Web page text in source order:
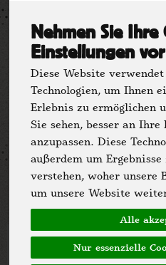
Nehmen Sie Ihre
Einstellungen vor
Diese Website
Technologien, um Ihnen
Erlebnis zu ermöglichen
Sie sehen, besser an Ihre
anzupassen. Diese
außerdem um Ergebnisse
verstehen, woher unsere
um unsere Website
Alle
Nur essenzielle
Hersteller
Allergene